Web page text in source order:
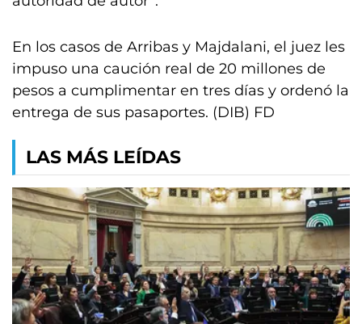
En los casos de Arribas y Majdalani, el juez les
impuso una caución real de 20 millones de
pesos a cumplimentar en tres días y ordenó la
entrega de sus pasaportes. (DIB) FD
LAS MÁS LEÍDAS